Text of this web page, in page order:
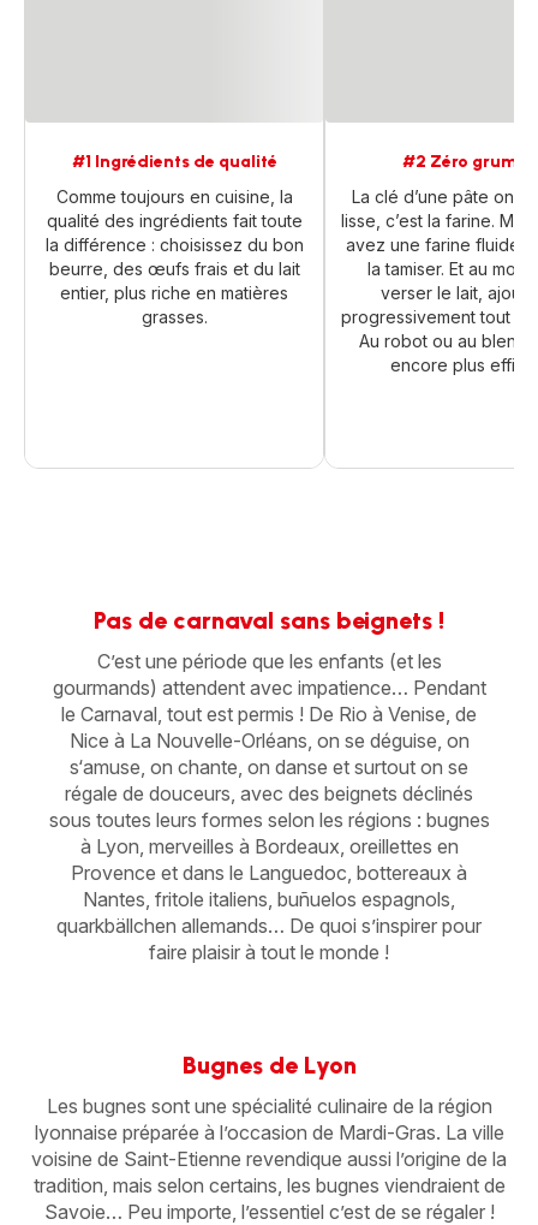
#1 Ingrédients de qualité
Comme toujours en cuisine, la
qualité des ingrédients fait toute
la différence : choisissez du bon
beurre, des œufs frais et du lait
entier, plus riche en matières
grasses.
#2 Zéro
La clé d’une pâte
lisse, c’est la farine.
avez une farine fluide,
la tamiser. Et au
verser le lait,
progressivement tout en
Au robot ou au
encore plus
Pas de carnaval sans beignets !
C’est une période que les enfants (et les
gourmands) attendent avec impatience… Pendant
le Carnaval, tout est permis ! De Rio à Venise, de
Nice à La Nouvelle-Orléans, on se déguise, on
s‘amuse, on chante, on danse et surtout on se
régale de douceurs, avec des beignets déclinés
sous toutes leurs formes selon les régions : bugnes
à Lyon, merveilles à Bordeaux, oreillettes en
Provence et dans le Languedoc, bottereaux à
Nantes, fritole italiens, buñuelos espagnols,
quarkbällchen allemands… De quoi s’inspirer pour
faire plaisir à tout le monde !
Bugnes de Lyon
Les bugnes sont une spécialité culinaire de la région
lyonnaise préparée à l’occasion de Mardi-Gras. La ville
voisine de Saint-Etienne revendique aussi l’origine de la
tradition, mais selon certains, les bugnes viendraient de
Savoie… Peu importe, l’essentiel c’est de se régaler !